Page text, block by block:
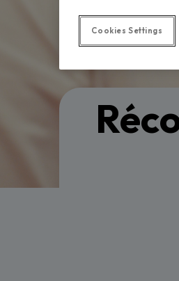
Cookies Settings